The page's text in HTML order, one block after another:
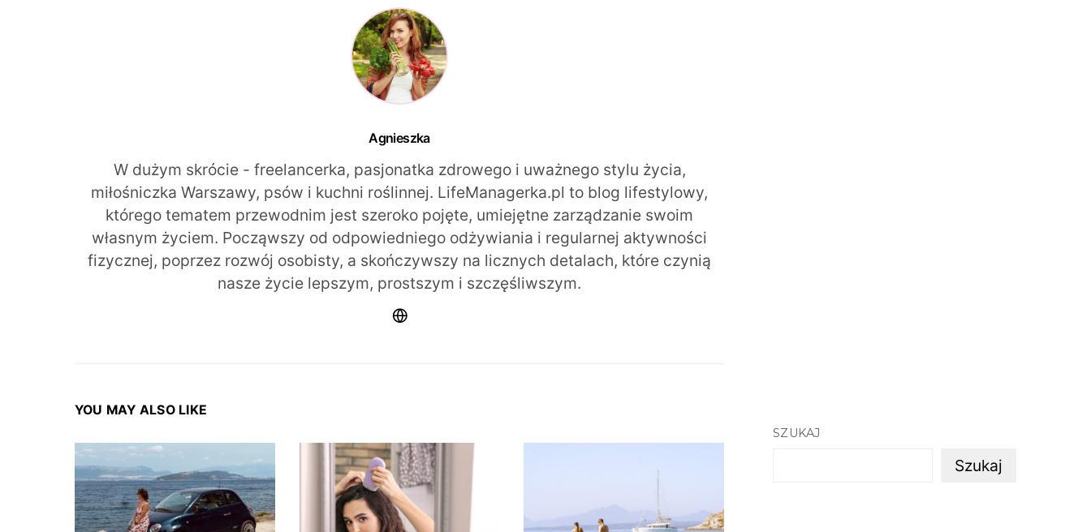
Agnieszka
W dużym skrócie - freelancerka, pasjonatka zdrowego i uważnego stylu życia,
miłośniczka Warszawy, psów i kuchni roślinnej. LifeManagerka.pl to blog lifestylowy,
którego tematem przewodnim jest szeroko pojęte, umiejętne zarządzanie swoim
własnym życiem. Począwszy od odpowiedniego odżywiania i regularnej aktywności
fizycznej, poprzez rozwój osobisty, a skończywszy na licznych detalach, które czynią
nasze życie lepszym, prostszym i szczęśliwszym.
YOU MAY ALSO LIKE
SZUKAJ
Szukaj